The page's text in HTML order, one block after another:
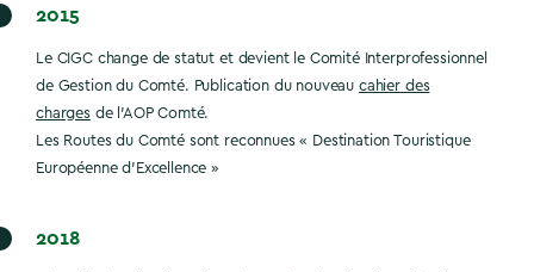
2015
Le CIGC change de statut et devient le Comité Interprofessionnel
de Gestion du Comté. Publication du nouveau cahier des
chargesde l’AOP Comté.
Les Routes du Comté sont reconnues « Destination Touristique
Européenne d’Excellence »
2018